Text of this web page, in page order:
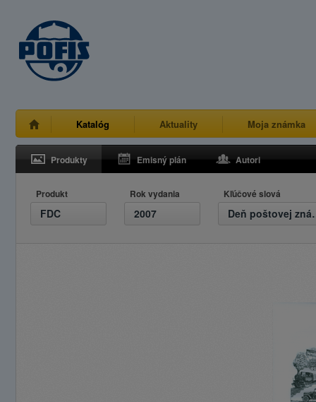
Katalóg Aktuality Moja známka
Produkty Emisný plán Autori
Produkt
FDC
Rok vydania
2007
Kľúčové slová
Deň